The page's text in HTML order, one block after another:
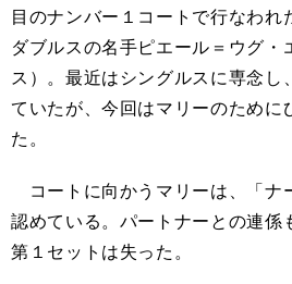
目のナンバー１コートで行なわれ
ダブルスの名手ピエール＝ウグ・
ス）。最近はシングルスに専念し
ていたが、今回はマリーのために
た。
コートに向かうマリーは、「ナ
認めている。パートナーとの連係
第１セットは失った。